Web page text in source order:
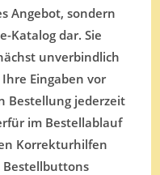
Angebot, sondern
Katalog dar. Sie
unverbindlich
Eingaben vor
Bestellung jederzeit
im Bestellablauf
Korrekturhilfen
Bestellbuttons